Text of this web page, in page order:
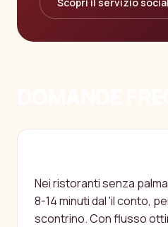
Nei ristoranti senza
8-14 minuti dal 'il conto,
scontrino. Con flusso